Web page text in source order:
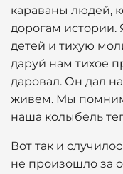
караваны людей,
дорогам истории.
детей и тихую
даруй нам тихое
даровал. Он дал
живем. Мы
наша колыбель
Вот так и
не произошло за